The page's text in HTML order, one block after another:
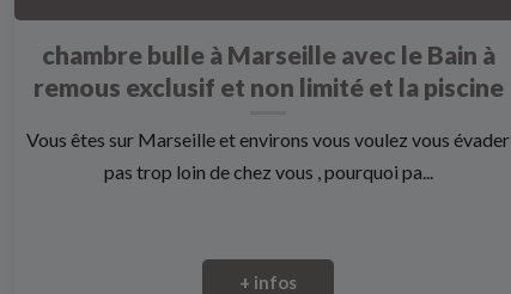
chambre bulle à Marseille avec le Bain à
remous exclusif et non limité et la piscine
Vous êtes sur Marseille et environs vous voulez vous évader
pas trop loin de chez vous , pourquoi pa...
+ infos